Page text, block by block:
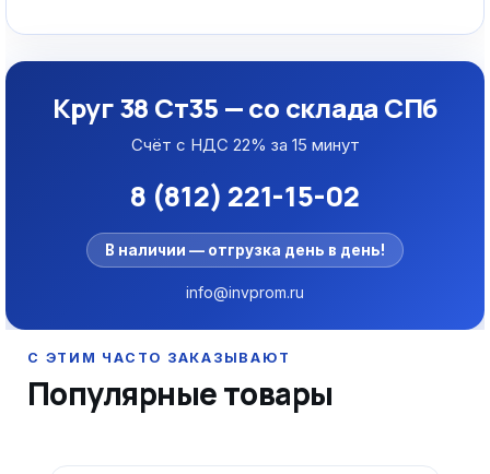
Круг 38 Ст35 — со склада СПб
Счёт с НДС 22% за 15 минут
8 (812) 221-15-02
В наличии — отгрузка день в день!
info@invprom.ru
Популярные товары